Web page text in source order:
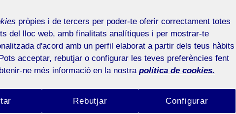
de plataforma i negocis
i una proposta de
(UOC)
Descobriu...
Temes
treball
indústria,
consum i
ciutats i
pròpies i de tercers per poder-te oferir correctament totes
del lloc web, amb finalitats analítiques i per mostrar-te
d'acord amb un perfil elaborat a partir dels teus hàbits
acceptar, rebutjar o configurar les teves preferències fent
ne més informació en la nostra política de cookies.
Rebutjar Configurar